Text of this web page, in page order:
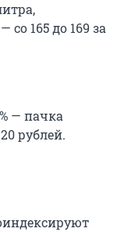
165 до 169 за
— пачка
рублей.